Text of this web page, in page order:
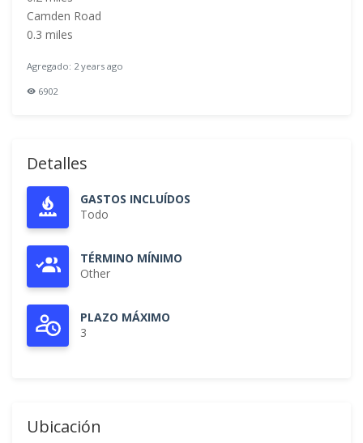
Camden Road
0.3 miles
Agregado: 2 years ago
6902
Detalles
GASTOS INCLUÍDOS
Todo
TÉRMINO MÍNIMO
Other
PLAZO MÁXIMO
3
Ubicación